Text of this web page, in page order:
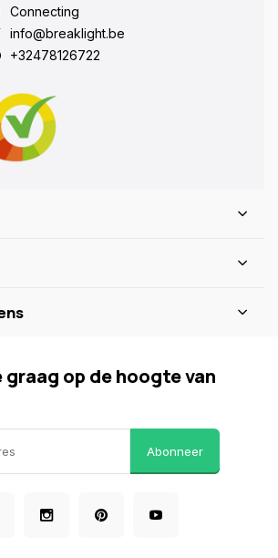
Connecting
info@breaklight.be
+32478126722
graag op de hoogte van
Abonneer